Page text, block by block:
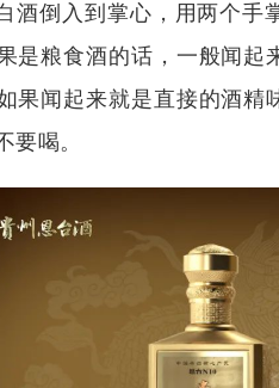
酒倒入到掌心，用两个手
是粮食酒的话，一般闻
果闻起来就是直接的酒
要喝。